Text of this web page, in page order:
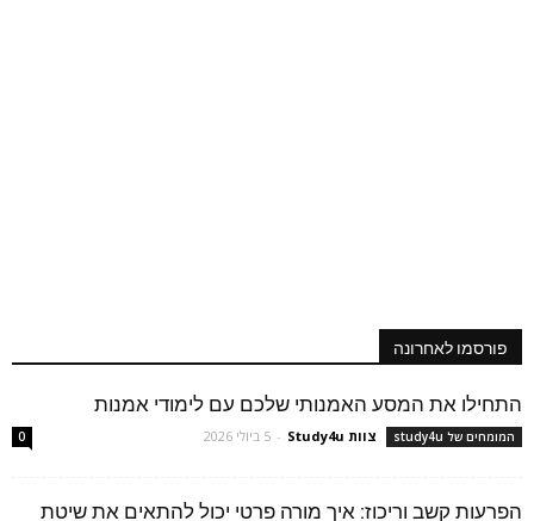
פורסמו לאחרונה
התחילו את המסע האמנותי שלכם עם לימודי אמנות
המומחים של study4u צוות Study4u - 5 ביולי 2026 0
הפרעות קשב וריכוז: איך מורה פרטי יכול להתאים את שיטת